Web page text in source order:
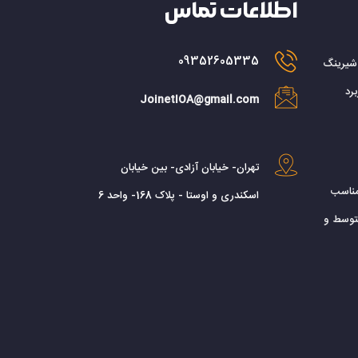
و
اطلاعات تماس
09352605335
JoinetIOA@gmail.com
تهران- خیابان آزادی- بین خیابان
اسکندری و اوستا - پلاک 168- واحد 6